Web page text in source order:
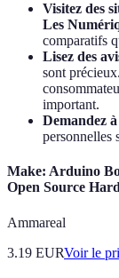
Visitez des
Les
comparatifs
Lisez des
sont
important.
Demandez
personnelles
Make: Arduino
Open Source
Ammareal
3.19 EURVoir le